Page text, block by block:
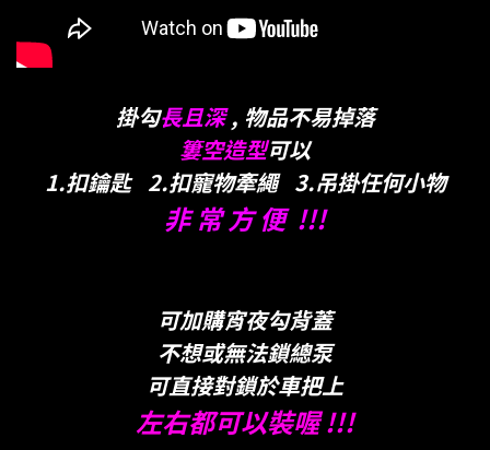
掛勾長且深, 物品不易掉落
簍空造型可以
1.扣鑰匙 2.扣寵物牽繩 3.吊掛任何小物
非 常 方 便 !!!
可加購宵夜勾背蓋
不想或無法鎖總泵
可直接對鎖於車把上
左右都可以裝喔 !!!